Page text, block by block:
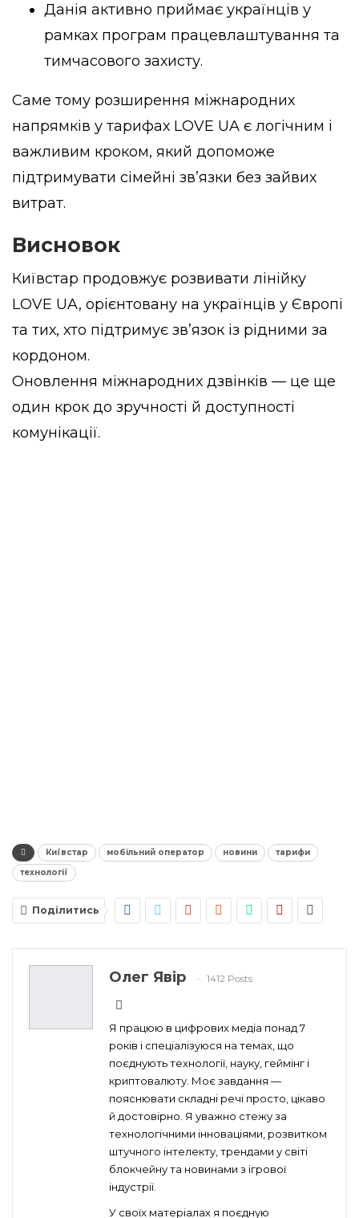
Данія активно приймає українців у
рамках програм працевлаштування та
тимчасового захисту.
Саме тому розширення міжнародних
напрямків у тарифах LOVE UA є логічним і
важливим кроком, який допоможе
підтримувати сімейні зв’язки без зайвих
витрат.
Висновок
Київстар продовжує розвивати лінійку
LOVE UA, орієнтовану на українців у Європі
та тих, хто підтримує зв’язок із рідними за
кордоном.
Оновлення міжнародних дзвінків — це ще
один крок до зручності й доступності
комунікації.
Київстар мобільний оператор новини
тарифи
технології
Поділитись
Олег Явір 1412 Posts
Я працюю в цифрових медіа понад 7
років і спеціалізуюся на темах, що
поєднують технології, науку, геймінг і
криптовалюту. Моє завдання —
пояснювати складні речі просто, цікаво
й достовірно. Я уважно стежу за
технологічними інноваціями, розвитком
штучного інтелекту, трендами у світі
блокчейну та новинами з ігрової
індустрії.
У своїх матеріалах я поєдную